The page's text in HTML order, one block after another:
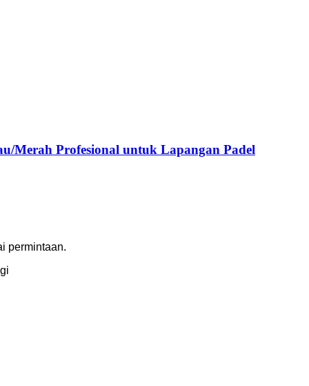
Merah Profesional untuk Lapangan Padel
permintaan.